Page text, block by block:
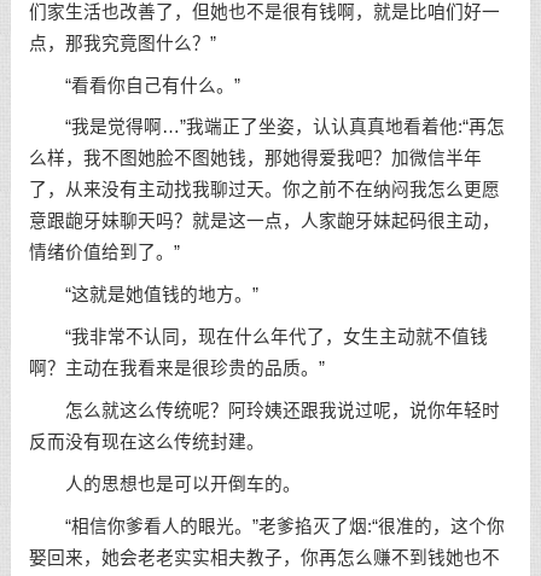
们家生活也改善了，但她也不是很有钱啊，就是比咱们好一
点，那我究竟图什么？”
“看看你自己有什么。”
“我是觉得啊…”我端正了坐姿，认认真真地看着他:“再怎
么样，我不图她脸不图她钱，那她得爱我吧？加微信半年
了，从来没有主动找我聊过天。你之前不在纳闷我怎么更愿
意跟龅牙妹聊天吗？就是这一点，人家龅牙妹起码很主动，
情绪价值给到了。”
“这就是她值钱的地方。”
“我非常不认同，现在什么年代了，女生主动就不值钱
啊？主动在我看来是很珍贵的品质。”
怎么就这么传统呢？阿玲姨还跟我说过呢，说你年轻时
反而没有现在这么传统封建。
人的思想也是可以开倒车的。
“相信你爹看人的眼光。”老爹掐灭了烟:“很准的，这个你
娶回来，她会老老实实相夫教子，你再怎么赚不到钱她也不